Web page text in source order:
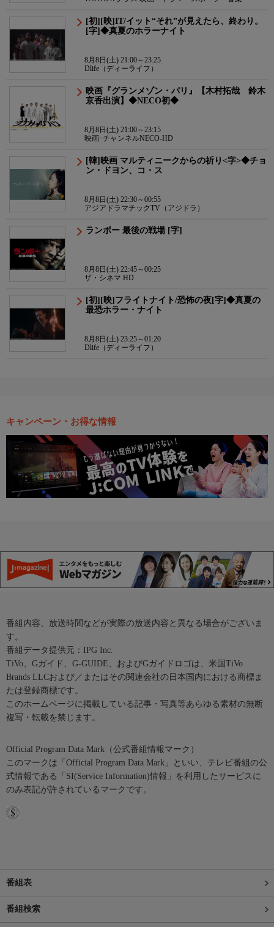
[初][映]IT/イット“それ”が見えたら、終わり。
[字]◆真夏のホラーナイト
8月8日(土) 21:00～23:25
Dlife（ディーライフ）
映画『グランメゾン・パリ』【木村拓哉 鈴木
京香出演】◆NECO初◆
8月8日(土) 21:00～23:15
映画･チャンネルNECO-HD
[韓]映画 マルティニークからの祈り<字>◆チョ
ン・ドヨン、コ・ス
8月8日(土) 22:30～00:55
アジアドラマチックTV（アジドラ）
ランボー 最後の戦場 [字]
8月8日(土) 22:45～00:25
ザ・シネマ HD
[初][映]フライトナイト/恐怖の夜[字]◆真夏の
最恐ホラー・ナイト
8月8日(土) 23:25～01:20
Dlife（ディーライフ）
キャンペーン・お得な情報
番組内容、放送時間などが実際の放送内容と異なる場合がございま
す。
番組データ提供元：IPG Inc.
TiVo、Gガイド、G-GUIDE、およびGガイドロゴは、米国TiVo
Brands LLCおよび／またはその関連会社の日本国内における商標ま
たは登録商標です。
このホームページに掲載している記事・写真等あらゆる素材の無断
複写・転載を禁じます。
Official Program Data Mark（公式番組情報マーク）
このマークは「Official Program Data Mark」といい、テレビ番組の公
式情報である「SI(Service Information)情報」を利用したサービスに
のみ表記が許されているマークです。
番組表
番組検索